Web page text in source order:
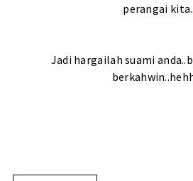
perangai kita..
Jadi hargailah suami